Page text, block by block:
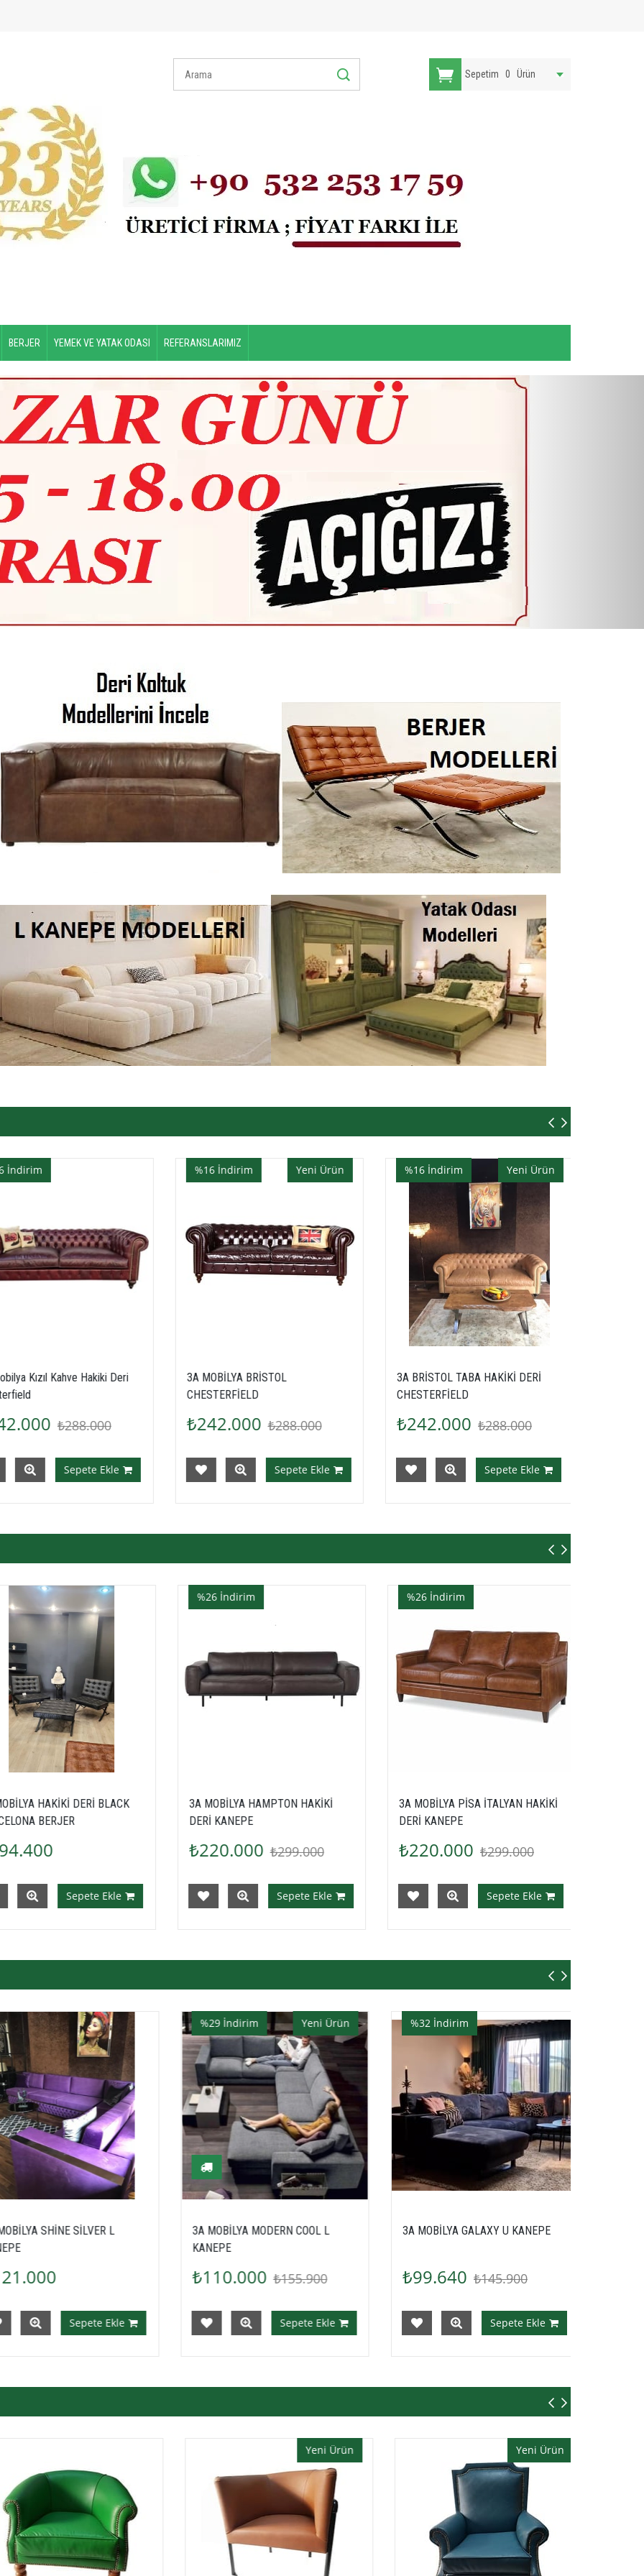
Sepetim 0 Ürün
BERJER YEMEK VE YATAK ODASI REFERANSLARIMIZ
BRİSTOL
₺288.000
Sepete Ekle
İndirim
3A BRİSTOL TABA HAKİKİ DERİ
CHESTERFİELD
₺242.000 ₺288.000
Sepete Ekle
%16 İndirim Yeni Ürün
3A MOBİLYA HAKİKİ DERİ
SHEFFİELD CHESTERFİELD
₺242.000 ₺288.000
Sepete Ekle
%16 İndirim Yeni Ürün
MOBİLYA HAMPTON HAKİKİ
KANEPE
₺220.000
Sepete Ekle
%26 İndirim
3A MOBİLYA PİSA İTALYAN HAKİKİ
DERİ KANEPE
₺220.000 ₺299.000
Sepete Ekle
%26 İndirim
3A MOBİLYA HAKİKİ İTALYAN DERİ
DEER KANEPE
₺220.000 ₺299.000
Sepete Ekle
%26 İndirim
3A MOBİLYA MODERN COOL L
KANEPE
₺110.000
Sepete Ekle
%29 İndirim Yeni Ürün
3A MOBİLYA GALAXY U KANEPE
₺99.640 ₺145.900
Sepete Ekle
%32 İndirim
3A MOBİLYA ELEGANT L KANEPE
₺97.700
Sepete Ekle
Yeni Ürün
Yeni Ürün